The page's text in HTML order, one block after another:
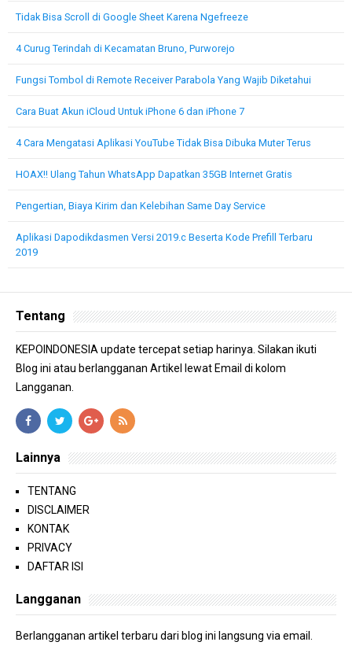
Tidak Bisa Scroll di Google Sheet Karena Ngefreeze
4 Curug Terindah di Kecamatan Bruno, Purworejo
Fungsi Tombol di Remote Receiver Parabola Yang Wajib Diketahui
Cara Buat Akun iCloud Untuk iPhone 6 dan iPhone 7
4 Cara Mengatasi Aplikasi YouTube Tidak Bisa Dibuka Muter Terus
HOAX!! Ulang Tahun WhatsApp Dapatkan 35GB Internet Gratis
Pengertian, Biaya Kirim dan Kelebihan Same Day Service
Aplikasi Dapodikdasmen Versi 2019.c Beserta Kode Prefill Terbaru
2019
Tentang
KEPOINDONESIA update tercepat setiap harinya. Silakan ikuti
Blog ini atau berlangganan Artikel lewat Email di kolom
Langganan.
Lainnya
TENTANG
DISCLAIMER
KONTAK
PRIVACY
DAFTAR ISI
Langganan
Berlangganan artikel terbaru dari blog ini langsung via email.